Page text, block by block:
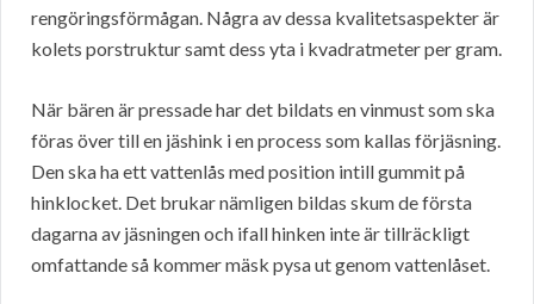
rengöringsförmågan. Några av dessa kvalitetsaspekter är
kolets porstruktur samt dess yta i kvadratmeter per gram.
När bären är pressade har det bildats en vinmust som ska
föras över till en jäshink i en process som kallas förjäsning.
Den ska ha ett vattenlås med position intill gummit på
hinklocket. Det brukar nämligen bildas skum de första
dagarna av jäsningen och ifall hinken inte är tillräckligt
omfattande så kommer mäsk pysa ut genom vattenlåset.